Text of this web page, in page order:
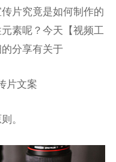
片究竟是如何制作的
素呢？今天【视频工
分享有关于
片文案
。